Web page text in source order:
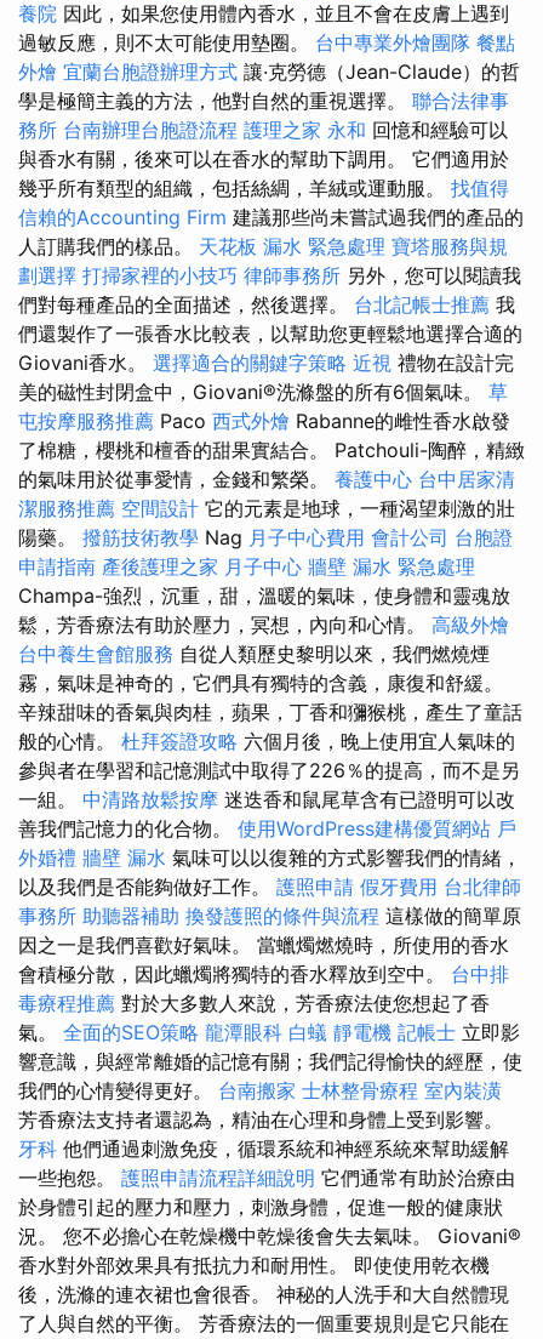
養院 因此，如果您使用體內香水，並且不會在皮膚上遇到
過敏反應，則不太可能使用墊圈。 台中專業外燴團隊 餐點
外燴 宜蘭台胞證辦理方式 讓·克勞德（Jean-Claude）的哲
學是極簡主義的方法，他對自然的重視選擇。 聯合法律事
務所 台南辦理台胞證流程 護理之家 永和 回憶和經驗可以
與香水有關，後來可以在香水的幫助下調用。 它們適用於
幾乎所有類型的組織，包括絲綢，羊絨或運動服。 找值得
信賴的Accounting Firm 建議那些尚未嘗試過我們的產品的
人訂購我們的樣品。 天花板 漏水 緊急處理 寶塔服務與規
劃選擇 打掃家裡的小技巧 律師事務所 另外，您可以閱讀我
們對每種產品的全面描述，然後選擇。 台北記帳士推薦 我
們還製作了一張香水比較表，以幫助您更輕鬆地選擇合適的
Giovani香水。 選擇適合的關鍵字策略 近視 禮物在設計完
美的磁性封閉盒中，Giovani®洗滌盤的所有6個氣味。 草
屯按摩服務推薦 Paco 西式外燴 Rabanne的雌性香水啟發
了棉糖，櫻桃和檀香的甜果實結合。 Patchouli-陶醉，精緻
的氣味用於從事愛情，金錢和繁榮。 養護中心 台中居家清
潔服務推薦 空間設計 它的元素是地球，一種渴望刺激的壯
陽藥。 撥筋技術教學 Nag 月子中心費用 會計公司 台胞證
申請指南 產後護理之家 月子中心 牆壁 漏水 緊急處理
Champa-強烈，沉重，甜，溫暖的氣味，使身體和靈魂放
鬆，芳香療法有助於壓力，冥想，內向和心情。 高級外燴
台中養生會館服務 自從人類歷史黎明以來，我們燃燒煙
霧，氣味是神奇的，它們具有獨特的含義，康復和舒緩。
辛辣甜味的香氣與肉桂，蘋果，丁香和獼猴桃，產生了童話
般的心情。 杜拜簽證攻略 六個月後，晚上使用宜人氣味的
參與者在學習和記憶測試中取得了226％的提高，而不是另
一組。 中清路放鬆按摩 迷迭香和鼠尾草含有已證明可以改
善我們記憶力的化合物。 使用WordPress建構優質網站 戶
外婚禮 牆壁 漏水 氣味可以以復雜的方式影響我們的情緒，
以及我們是否能夠做好工作。 護照申請 假牙費用 台北律師
事務所 助聽器補助 換發護照的條件與流程 這樣做的簡單原
因之一是我們喜歡好氣味。 當蠟燭燃燒時，所使用的香水
會積極分散，因此蠟燭將獨特的香水釋放到空中。 台中排
毒療程推薦 對於大多數人來說，芳香療法使您想起了香
氣。 全面的SEO策略 龍潭眼科 白蟻 靜電機 記帳士 立即影
響意識，與經常離婚的記憶有關；我們記得愉快的經歷，使
我們的心情變得更好。 台南搬家 士林整骨療程 室內裝潢
芳香療法支持者還認為，精油在心理和身體上受到影響。
牙科 他們通過刺激免疫，循環系統和神經系統來幫助緩解
一些抱怨。 護照申請流程詳細說明 它們通常有助於治療由
於身體引起的壓力和壓力，刺激身體，促進一般的健康狀
況。 您不必擔心在乾燥機中乾燥後會失去氣味。 Giovani®
香水對外部效果具有抵抗力和耐用性。 即使使用乾衣機
後，洗滌的連衣裙也會很香。 神秘的人洗手和大自然體現
了人與自然的平衡。 芳香療法的一個重要規則是它只能在